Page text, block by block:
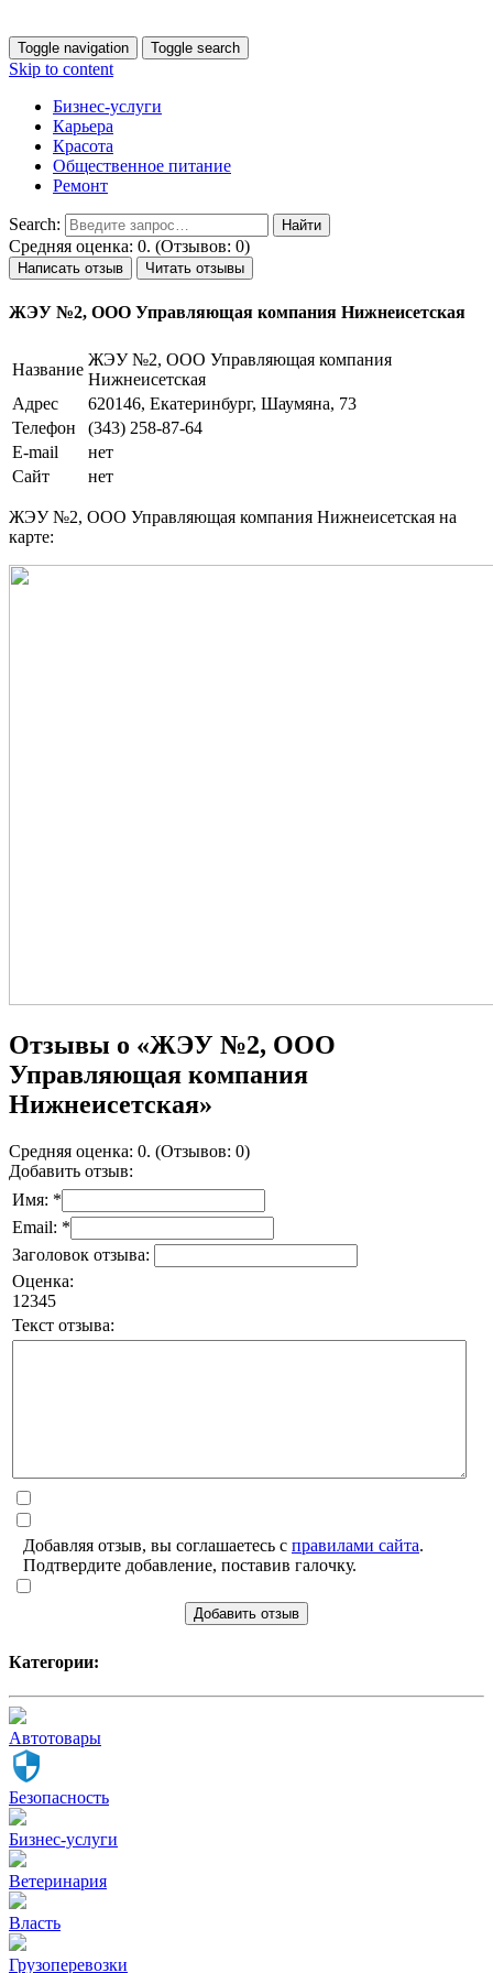
Toggle navigation Toggle search
Skip to content
Бизнес-услуги
Карьера
Красота
Общественное питание
Ремонт
Search:
Средняя оценка: 0. (Отзывов: 0)
Написать отзыв Читать отзывы
ЖЭУ №2, ООО Управляющая компания Нижнеисетская
Название
ЖЭУ №2, ООО Управляющая компания
Нижнеисетская
Адрес
620146, Екатеринбург, Шаумяна, 73
Телефон
(343) 258-87-64
E-mail
нет
Сайт
нет
ЖЭУ №2, ООО Управляющая компания Нижнеисетская на
карте:
Отзывы о «ЖЭУ №2, ООО
Управляющая компания
Нижнеисетская»
Средняя оценка: 0. (Отзывов: 0)
Добавить отзыв:
Имя: *
Email: *
Заголовок отзыва:
Оценка:
1 2345
Текст отзыва:
Добавляя отзыв, вы соглашаетесь с правилами сайта.
Подтвердите добавление, поставив галочку.
Добавить отзыв
Категории:
Автотовары
Безопасность
Бизнес-услуги
Ветеринария
Власть
Грузоперевозки